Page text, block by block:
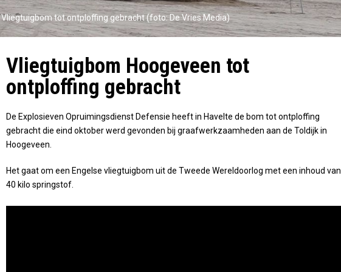
Vliegtuigbom tot ontploffing gebracht (foto: De Vries Media)
Vliegtuigbom Hoogeveen tot
ontploffing gebracht
De Explosieven Opruimingsdienst Defensie heeft in Havelte de bom tot ontploffing
gebracht die eind oktober werd gevonden bij graafwerkzaamheden aan de Toldijk in
Hoogeveen.
Het gaat om een Engelse vliegtuigbom uit de Tweede Wereldoorlog met een inhoud van
40 kilo springstof.